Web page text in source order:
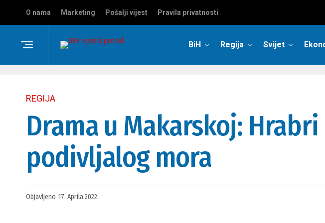
O nama Marketing Pošalji vijest Pravila privatnosti
BiH Regija Svijet
REGIJA
Drama u Makarskoj:
podivljalog mora
Objavljeno 17. Aprila 2022.